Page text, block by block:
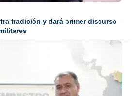
tradición y dará primer discurso